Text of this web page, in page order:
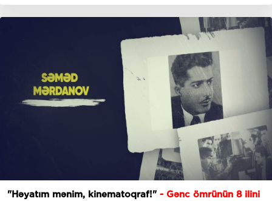
"Həyatım mənim, kinematoqraf!"- Gənc ömrünün 8 ilini